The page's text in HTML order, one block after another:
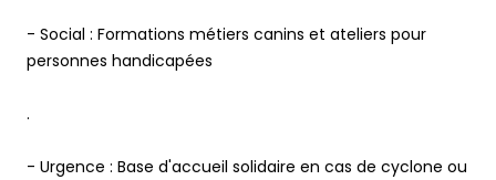
- Social : Formations métiers canins et ateliers pour
- Urgence : Base d'accueil solidaire en cas de cyclone ou